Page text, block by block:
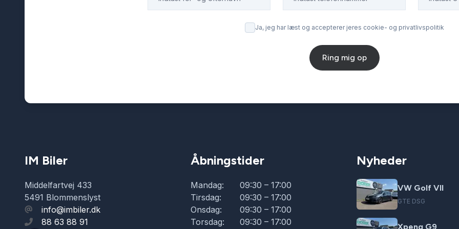
Ja, jeg har læst og accepterer jeres cookie- og privatlivspolitik
Ring mig op
IM Biler
Middelfartvej 433
5491 Blommenslyst
info@imbiler.dk
88 63 88 91
Åbningstider
Mandag:
09:30 – 17:00
Tirsdag:
09:30 – 17:00
Onsdag:
09:30 – 17:00
Torsdag:
09:30 – 17:00
Nyheder
VW Golf VII
GTE DSG
Xpeng G9